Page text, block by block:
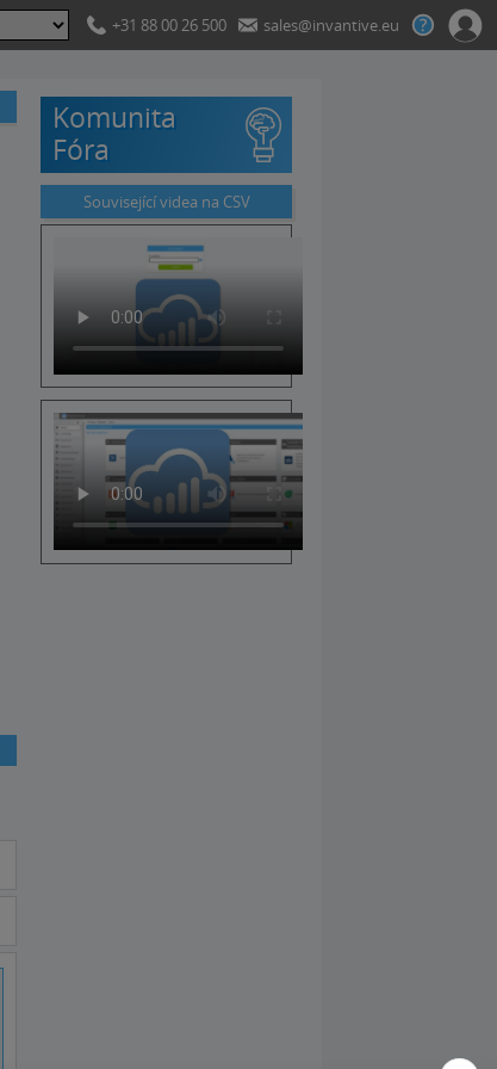
+31 88 00 26 500 sales@invantive.eu
Komunita
Fóra
Související videa na CSV